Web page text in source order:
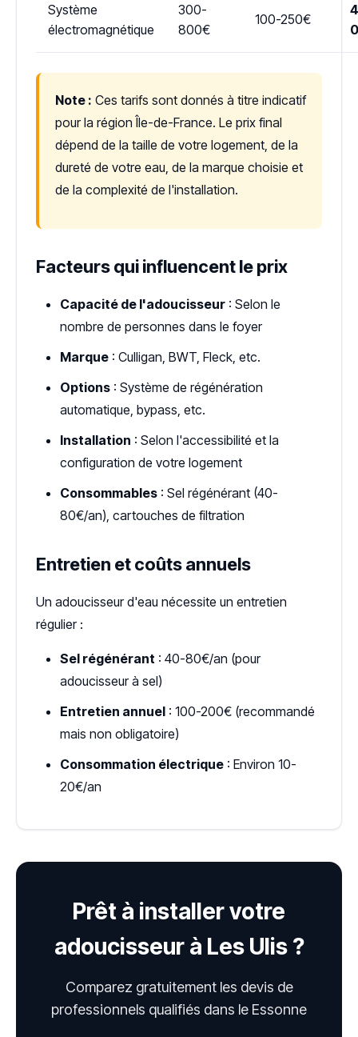
Système
électromagnétique
300-
800€
100-250€
Note : Ces tarifs sont donnés à titre indicatif
pour la région Île-de-France. Le prix final
dépend de la taille de votre logement, de la
dureté de votre eau, de la marque choisie et
de la complexité de l'installation.
Facteurs qui influencent le prix
Capacité de l'adoucisseur : Selon le
nombre de personnes dans le foyer
Marque : Culligan, BWT, Fleck, etc.
Options : Système de régénération
automatique, bypass, etc.
Installation : Selon l'accessibilité et la
configuration de votre logement
Consommables : Sel régénérant (40-
80€/an), cartouches de filtration
Entretien et coûts annuels
Un adoucisseur d'eau nécessite un entretien
régulier :
Sel régénérant : 40-80€/an (pour
adoucisseur à sel)
Entretien annuel : 100-200€ (recommandé
mais non obligatoire)
Consommation électrique : Environ 10-
20€/an
Prêt à installer votre
adoucisseur à Les Ulis ?
Comparez gratuitement les devis de
professionnels qualifiés dans le Essonne